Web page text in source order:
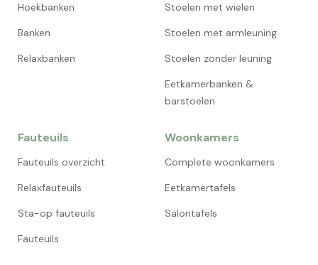
Hoekbanken
Banken
Relaxbanken
Stoelen met wielen
Stoelen met armleuning
Stoelen zonder leuning
Eetkamerbanken &
barstoelen
Fauteuils
Fauteuils overzicht
Relaxfauteuils
Sta-op fauteuils
Fauteuils
Woonkamers
Complete woonkamers
Eetkamertafels
Salontafels